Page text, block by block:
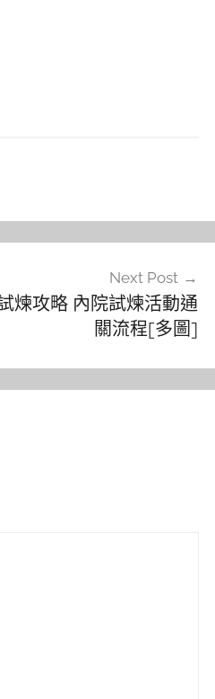
Next Post
煉攻略 內院試煉活動通
關流程[多圖]